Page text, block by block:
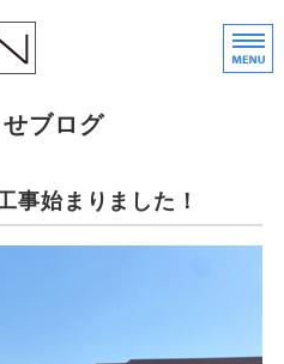
株
ブログ
事始まりました！